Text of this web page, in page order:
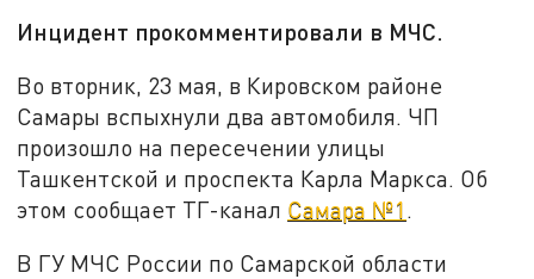
Инцидент прокомментировали в МЧС.
Во вторник, 23 мая, в Кировском районе
Самары вспыхнули два автомобиля. ЧП
произошло на пересечении улицы
Ташкентской и проспекта Карла Маркса. Об
этом сообщает ТГ-канал Самара №1 .
В ГУ МЧС России по Самарской области